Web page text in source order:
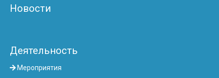
Новости
Деятельность
Мероприятия